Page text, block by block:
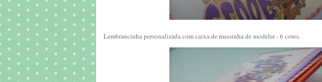
Lembrancinha personalizada com caixa de massinha de modelar - 6 cores.